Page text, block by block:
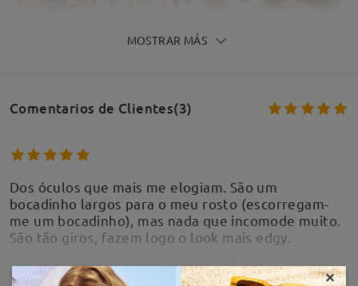
MOSTRAR MÁS
Comentarios de Clientes(3)
Dos óculos que mais me elogiam. São um
bocadinho largos para o meu rosto (escorregam-
me um bocadinho), mas nada que incomode muito.
São tão giros, fazem logo o look mais edgy.
×